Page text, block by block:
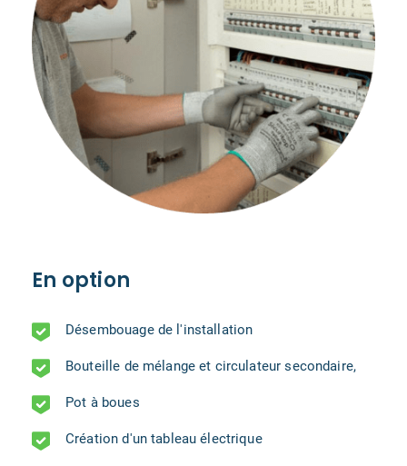
En option
Désembouage de l'installation
Bouteille de mélange et circulateur secondaire,
Pot à boues
Création d'un tableau électrique